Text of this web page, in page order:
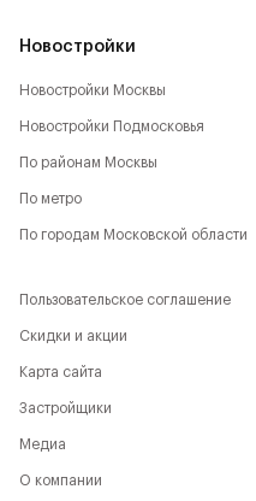
Новостройки
Новостройки Москвы
Новостройки Подмосковья
По районам Москвы
По метро
По городам Московской области
Пользовательское соглашение
Скидки и акции
Карта сайта
Застройщики
Медиа
О компании